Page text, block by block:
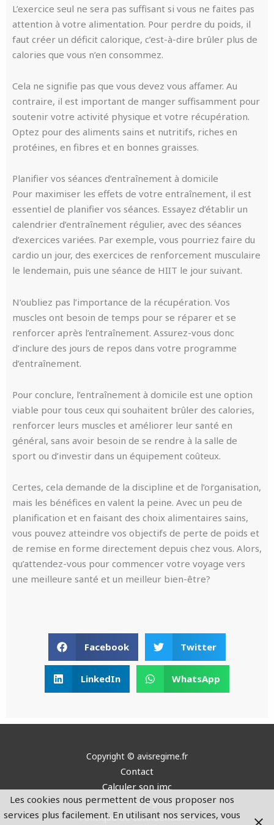
L’exercice seul ne sera pas suffisant si vous ne faites pas
attention à votre alimentation. Pour perdre du poids, il
faut créer un déficit calorique, c’est-à-dire brûler plus de
calories que vous n’en consommez.
Cela ne signifie pas que vous devez vous affamer. Au
contraire, il est important de manger suffisamment pour
soutenir votre activité physique et votre récupération.
Optez pour des aliments sains et nutritifs, riches en
protéines, en fibres et en bonnes graisses.
Planifier vos séances d’entraînement à domicile
Pour maximiser les effets de votre entraînement, il est
essentiel de planifier vos séances. Essayez d’établir un
calendrier d’entraînement régulier, avec des séances
d’exercices variées. Par exemple, vous pourriez faire du
cardio un jour, des exercices de renforcement musculaire
le lendemain, puis une séance de HIIT le jour suivant.
N’oubliez pas l’importance de la récupération. Vos
muscles ont besoin de temps pour se réparer et se
renforcer après l’entraînement. Assurez-vous donc
d’inclure des jours de repos dans votre programme
d’entraînement.
Pour conclure, l’entraînement à domicile est une option
viable pour tous ceux qui souhaitent brûler des calories,
renforcer leurs muscles et améliorer leur santé en
général, sans avoir besoin de se rendre à la salle de
sport ou d’investir dans un équipement coûteux.
Certes, cela demande de la discipline et de l’organisation,
mais les bénéfices en valent la peine. Avec un peu de
planification et en faisant des choix alimentaires sains,
vous pouvez atteindre vos objectifs de perte de poids et
de remise en forme directement depuis chez vous. Alors,
qu’attendez-vous pour commencer votre voyage vers
une meilleure santé et un meilleur bien-être?
Facebook Twitter
LinkedIn WhatsApp
Copyright © avisregime.fr
Contact
Calculer son imc
Mentions légales
Politique de confidentialité
Les cookies nous permettent de vous proposer nos
services plus facilement. En utilisant nos services, vous